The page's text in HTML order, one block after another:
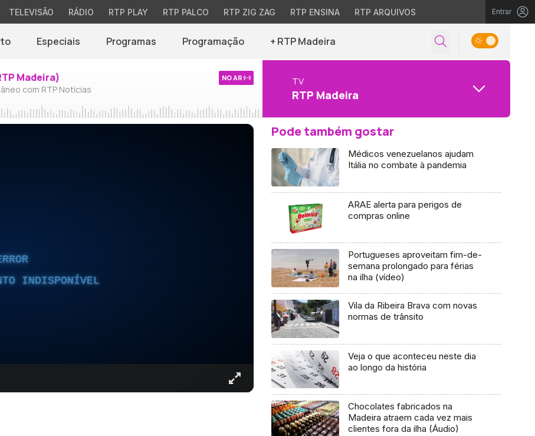
TELEVISÃO RÁDIO RTP PLAY RTP PALCO RTP ZIG ZAG RTP ENSINA RTP ARQUIVOS Entrar
Especiais Programas Programação + RTP Madeira
Madeira)
com RTP Notícias
NO AR TV
RTP Madeira
INDISPONÍVEL
Pode também gostar
Médicos venezuelanos ajudam
Itália no combate à pandemia
ARAE alerta para perigos de
compras online
Portugueses aproveitam fim-de-
semana prolongado para férias
na ilha (vídeo)
Vila da Ribeira Brava com novas
normas de trânsito
Veja o que aconteceu neste dia
ao longo da história
Chocolates fabricados na
Madeira atraem cada vez mais
clientes fora da ilha (Áudio)